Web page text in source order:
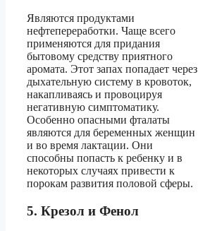
Являются продуктами
нефтепереработки. Чаще всего
применяются для придания
бытовому средству приятного
аромата. Этот запах попадает через
дыхательную систему в кровоток,
накапливаясь и провоцируя
негативную симптоматику.
Особенно опасными фталаты
являются для беременных женщин
и во время лактации. Они
способны попасть к ребенку и в
некоторых случаях привести к
порокам развития половой сферы.
5. Крезол и Фенол